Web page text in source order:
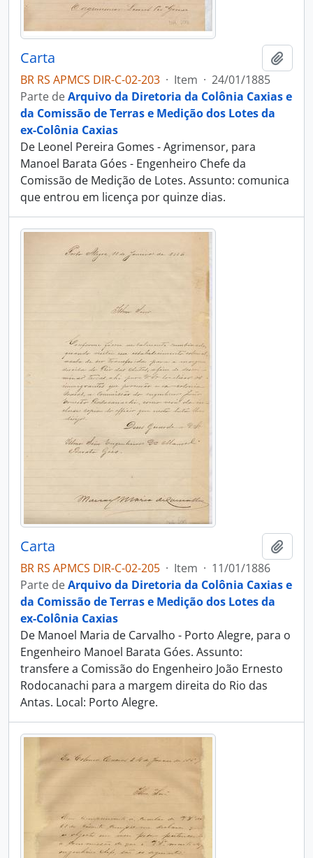
Carta
BR RS APMCS DIR-C-02-203 · Item · 24/01/1885
Parte deArquivo da Diretoria da Colônia Caxias e
da Comissão de Terras e Medição dos Lotes da
ex-Colônia Caxias
De Leonel Pereira Gomes - Agrimensor, para
Manoel Barata Góes - Engenheiro Chefe da
Comissão de Medição de Lotes. Assunto: comunica
que entrou em licença por quinze dias.
Carta
BR RS APMCS DIR-C-02-205 · Item · 11/01/1886
Parte deArquivo da Diretoria da Colônia Caxias e
da Comissão de Terras e Medição dos Lotes da
ex-Colônia Caxias
De Manoel Maria de Carvalho - Porto Alegre, para o
Engenheiro Manoel Barata Góes. Assunto:
transfere a Comissão do Engenheiro João Ernesto
Rodocanachi para a margem direita do Rio das
Antas. Local: Porto Alegre.